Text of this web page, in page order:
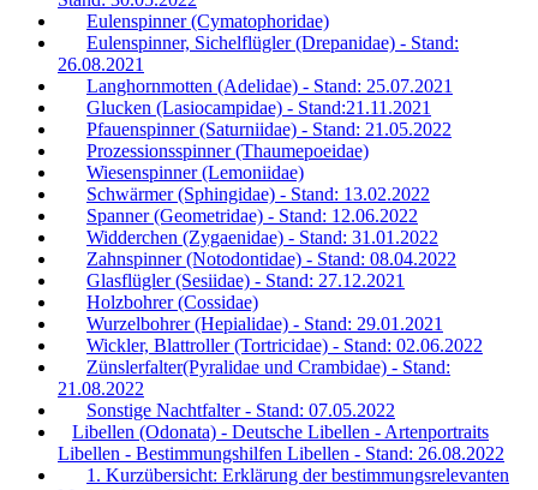
Eulenspinner (Cymatophoridae)
Eulenspinner, Sichelflügler (Drepanidae) - Stand:
26.08.2021
Langhornmotten (Adelidae) - Stand: 25.07.2021
Glucken (Lasiocampidae) - Stand:21.11.2021
Pfauenspinner (Saturniidae) - Stand: 21.05.2022
Prozessionsspinner (Thaumepoeidae)
Wiesenspinner (Lemoniidae)
Schwärmer (Sphingidae) - Stand: 13.02.2022
Spanner (Geometridae) - Stand: 12.06.2022
Widderchen (Zygaenidae) - Stand: 31.01.2022
Zahnspinner (Notodontidae) - Stand: 08.04.2022
Glasflügler (Sesiidae) - Stand: 27.12.2021
Holzbohrer (Cossidae)
Wurzelbohrer (Hepialidae) - Stand: 29.01.2021
Wickler, Blattroller (Tortricidae) - Stand: 02.06.2022
Zünslerfalter(Pyralidae und Crambidae) - Stand:
21.08.2022
Sonstige Nachtfalter - Stand: 07.05.2022
Libellen (Odonata) - Deutsche Libellen - Artenportraits
Libellen - Bestimmungshilfen Libellen - Stand: 26.08.2022
1. Kurzübersicht: Erklärung der bestimmungsrelevanten